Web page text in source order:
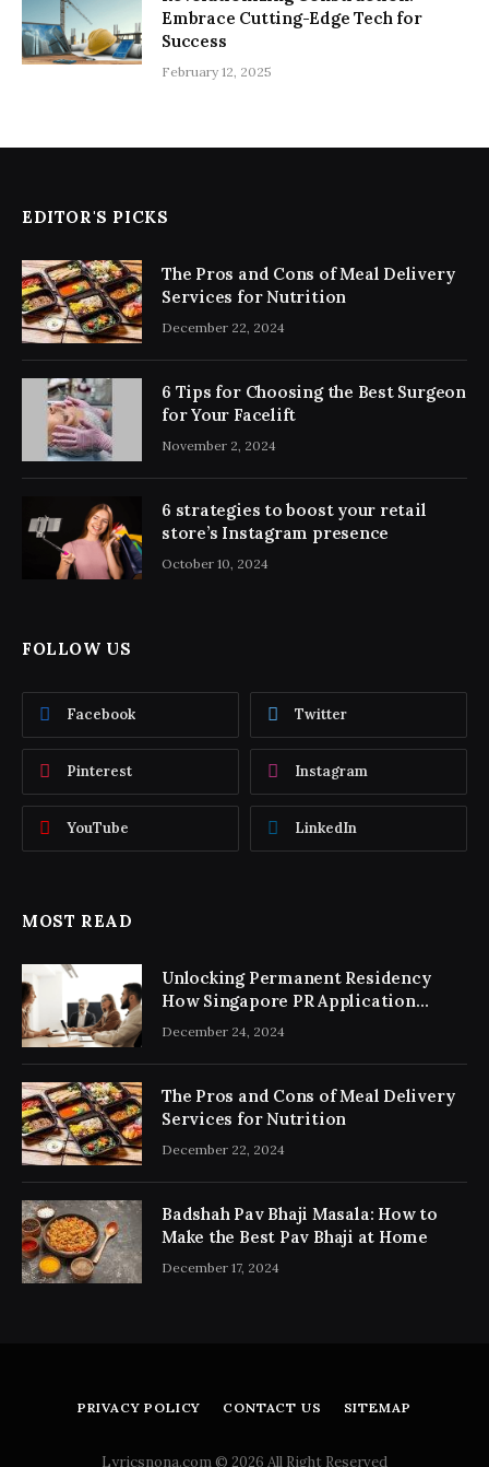
Embrace Cutting-Edge Tech for
Success
February 12, 2025
EDITOR'S PICKS
The Pros and Cons of Meal Delivery
Services for Nutrition
December 22, 2024
6 Tips for Choosing the Best Surgeon
for Your Facelift
November 2, 2024
6 strategies to boost your retail
store’s Instagram presence
October 10, 2024
FOLLOW US
Facebook Twitter
Pinterest Instagram
YouTube LinkedIn
MOST READ
Unlocking Permanent Residency
How Singapore PR Application
Consultancy Simplifies the Process
December 24, 2024
The Pros and Cons of Meal Delivery
Services for Nutrition
December 22, 2024
Badshah Pav Bhaji Masala: How to
Make the Best Pav Bhaji at Home
December 17, 2024
PRIVACY POLICY CONTACT US SITEMAP
Lyricsnona.com © 2026 All Right Reserved